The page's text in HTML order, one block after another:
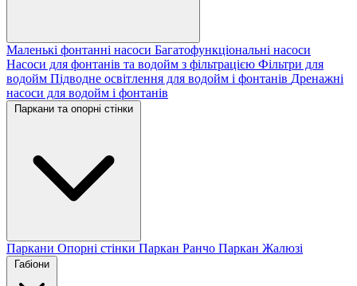
Маленькі фонтанні насоси Багатофункціональні насоси
Насоси для фонтанів та водойм з фільтрацією Фільтри для
водойм Підводне освітлення для водойм і фонтанів Дренажні
насоси для водойм і фонтанів
Паркани та опорні стінки
Паркани Опорні стінки Паркан Ранчо Паркан Жалюзі
Габіони